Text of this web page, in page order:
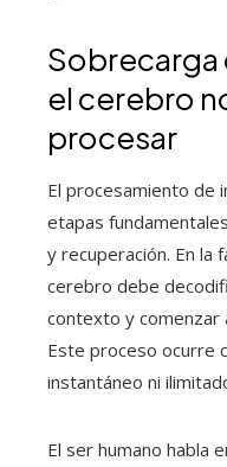
el cerebro
procesar
El procesamiento de
etapas
y recuperación. En la
cerebro debe
contexto y comenzar
Este proceso ocurre
instantáneo ni
El ser humano habla